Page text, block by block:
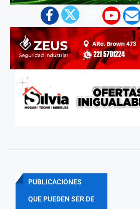
PUBLICACIONES
QUE PUEDEN SER DE